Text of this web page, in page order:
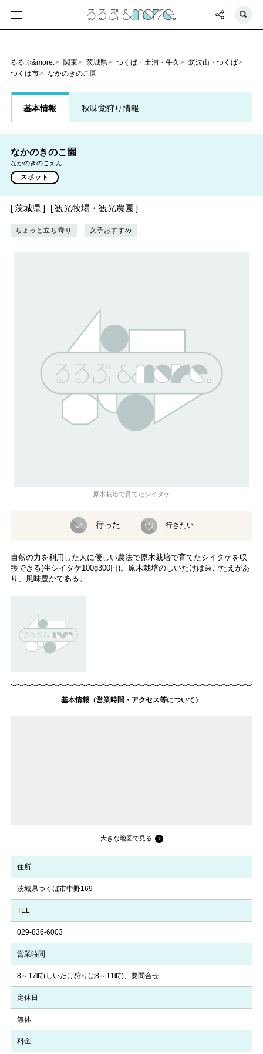
るるぶ&more. 関東 茨城県 つくば・土浦・牛久
筑波山・つくば
つくば市
なかのきのこ園
基本情報 秋味覚狩り情報
なかのきのこ園
なかのきのこえん
スポット
茨城県 観光牧場・観光農園
ちょっと立ち寄り 女子おすすめ
原木栽培で育てたシイタケ
行った 行きたい
自然の力を利用した人に優しい農法で原木栽培で育てたシイタケを収
穫できる(生シイタケ100g300円)。原木栽培のしいたけは歯ごたえがあ
り、風味豊かである。
基本情報（営業時間・アクセス等について）
大きな地図で見る
住所
茨城県つくば市中野169
TEL
029-836-6003
営業時間
8～17時(しいたけ狩りは8～11時)、要問合せ
定休日
無休
料金